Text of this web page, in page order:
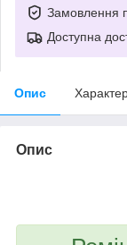
Замовлення
Доступна
Опис
Опис